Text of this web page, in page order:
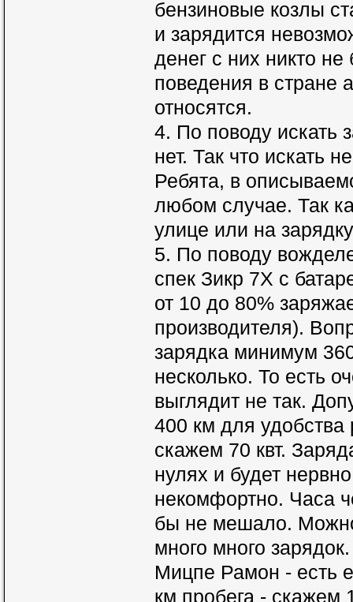
бензиновые козлы
и зарядится
денег с них никто
поведения в стране
относятся.
4. По поводу искать
нет. Так что искать
Ребята, в
любом случае. Так
улице или на
5. По поводу
спек Зикр 7Х с
от 10 до 80%
производителя).
зарядка минимум
несколько. То есть
выглядит не так.
400 км для
скажем 70 квт.
нулях и будет
некомфортно. Часа
бы не мешало. Можно
много много
Мицпе Рамон - есть
км пробега - скажем